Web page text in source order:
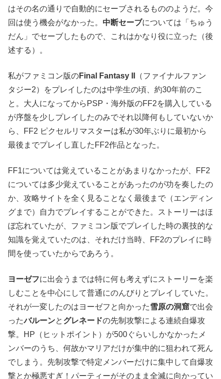
はその名の通りで自動的にセーブされるもののようだ。今
回は使う機会がなかった。 中断セーブについては「ちゅう
だん」でセーブしたもので、これはかなり役に立った（後
述する）。
私がファミコン版のFinal Fantasy II
（ファイナルファン
タジー2）をプレイしたのは中学生の頃、約30年前のこ
と。大人になってからPSP・海外版のFF2を購入している
が序盤を少しプレイしたのみでそれ以降何もしていないか
ら、FF2 ピクセルリマスターは私が30年ぶりに最初から
最後までプレイし直したFF2作品となった。
FF1については覚えていることがあまりなかったが、FF2
については多少覚えていることがあったのが功を奏したの
か、攻略サイトを全く見ることなく最後まで（エンディン
グまで）自力でプレイすることができた。ストーリーはほ
ぼ忘れていたが、ファミコン版でプレイした時の裏技的な
知識を覚えていたのは、それだけ当時、FF2のプレイに時
間を使っていたからであろう。
ヨーゼフに出会うまでは特に何も考えずにストーリーを楽
しむことを中心にして普通にのんびりとプレイしていた。
それが一変したのはヨーゼフと向かった雪原の洞窟で出会
ったバルーンと グレネードの先制攻撃による連続自爆攻
撃。HP（ヒットポイント）が500ぐらいしかなかったメ
ンバーのうち、何故かマリアだけが集中的に狙われて死ん
でしまう。先制攻撃で特定メンバーだけに集中して自爆攻
撃とか極悪すぎ！パーティーがそのまま全滅に向かってい